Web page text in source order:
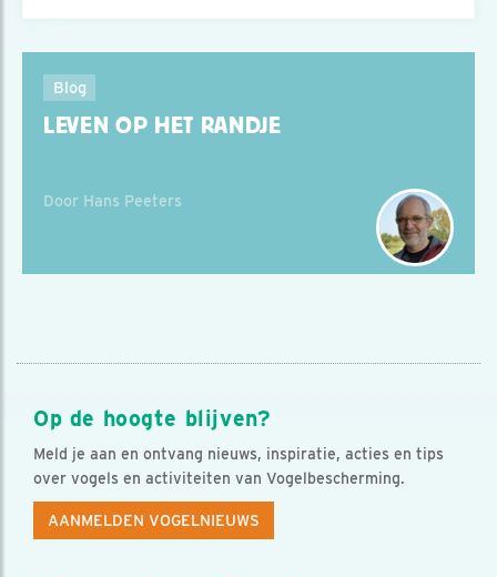
Blog
LEVEN OP HET RANDJE
Door Hans Peeters
Op de hoogte blijven?
Meld je aan en ontvang nieuws, inspiratie, acties en tips
over vogels en activiteiten van Vogelbescherming.
AANMELDEN VOGELNIEUWS